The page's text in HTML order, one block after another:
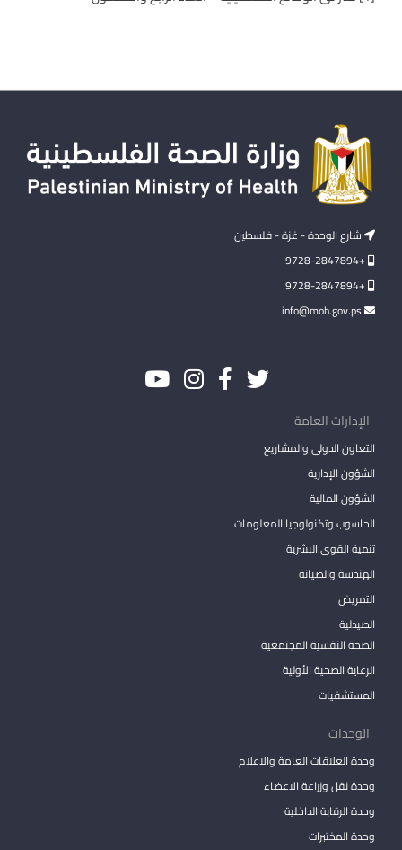
شارع الوحدة - غزة - فلسطين
+9728-2847894
+9728-2847894
الإدارات العامة
التعاون الدولي والمشاريع
الشؤون الإدارية
الشؤون المالية
الحاسوب وتكنولوجيا المعلومات
تنمية القوى البشرية
الهندسة والصيانة
التمريض
الصيدلية
الصحة النفسية المجتمعية
الرعاية الصحية الأولية
المستشفيات
الوحدات
وحدة العلاقات العامة والاعلام
وحدة نقل وزراعة الاعضاء
وحدة الرقابة الداخلية
وحدة المختبرات